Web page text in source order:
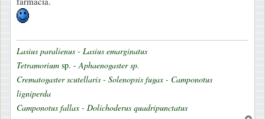
Lasius paralienus - Lasius emarginatus
Tetramorium sp. - Aphaenogaster sp.
Crematogaster scutellaris - Solenopsis fugax - Camponotus
ligniperda
Camponotus fallax - Dolichoderus quadripunctatus